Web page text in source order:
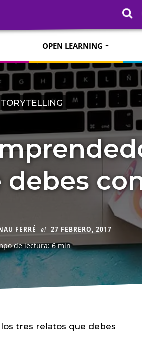
OPEN LEARNING
debes
FERRÉ el 27 FEBRERO, 2017
de lectura: 6 min
tres relatos que debes